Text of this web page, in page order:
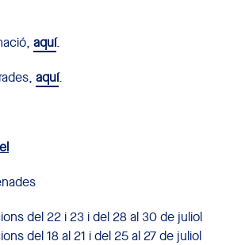
aquí.
aquí.
del 22 i 23 i del 28 al 30 de juliol
del 18 al 21 i del 25 al 27 de juliol